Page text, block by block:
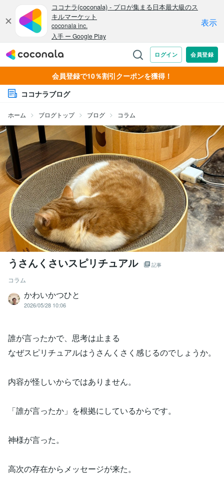
会員登録で10％割引クーポンを獲得！
ココナラブログ
ホーム ブログトップ ブログ コラム
うさんくさいスピリチュアル 記事
コラム
かわいかつひと
2026/05/28 10:06
誰が言ったかで、思考は止まる
なぜスピリチュアルはうさんくさく感じるのでしょうか。
内容が怪しいからではありません。
「誰が言ったか」を根拠にしているからです。
神様が言った。
高次の存在からメッセージが来た。